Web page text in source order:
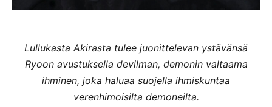
Lullukasta Akirasta tulee juonittelevan ystävänsä
Ryoon avustuksella devilman, demonin valtaama
ihminen, joka haluaa suojella ihmiskuntaa
verenhimoisilta demoneilta.